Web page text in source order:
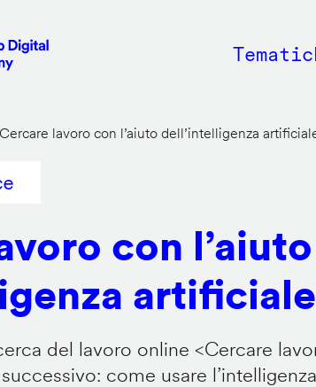
Main
Cercare lavoro con l’aiuto dell’intelligenza
con l’aiuto
artificiale
del lavoro online <Cercare
come usare l’intelligenza